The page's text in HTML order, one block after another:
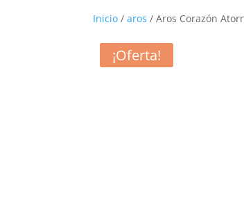
Inicio /aros / Aros Corazón
¡Oferta!